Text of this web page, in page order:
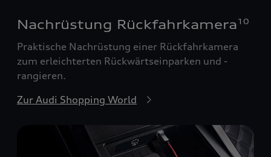
Nachrüstung Rückfahrkamera 10
Praktische Nachrüstung einer Rückfahrkamera
zum erleichterten Rückwärtseinparken und -
rangieren.
Zur Audi Shopping World